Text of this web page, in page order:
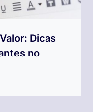
Dicas
no